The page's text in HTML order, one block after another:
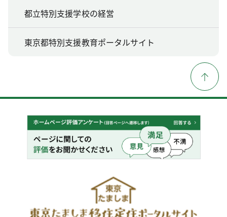
都立特別支援学校の経営
東京都特別支援教育ポータルサイト